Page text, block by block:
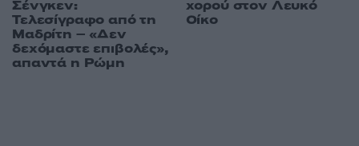
Σένγκεν:
Τελεσίγραφο από τη
Μαδρίτη – «Δεν
δεχόμαστε επιβολές»,
απαντά η Ρώμη
χορού στον Λευκό
Οίκο